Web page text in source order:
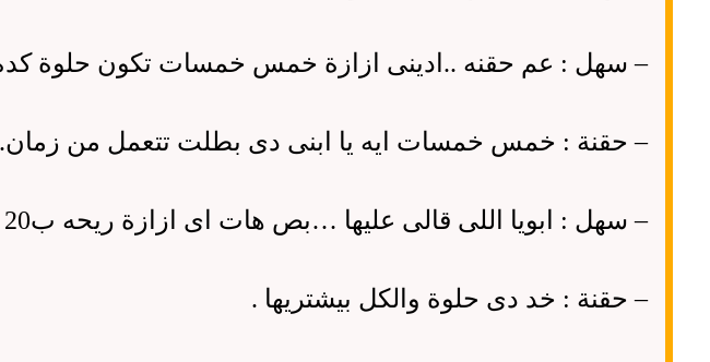
– سهل : عم حقنه .. ادينى ازازة خمس خمسات تكون حلوة
– حقنة : خمس خمسات ايه يا ابنى دى بطلت تتعمل من زمان
– سهل : ابويا اللى قالى عليها …بص هات اى ازازة ريحه ب20
– حقنة : خد دى حلوة والكل بيشتريها .